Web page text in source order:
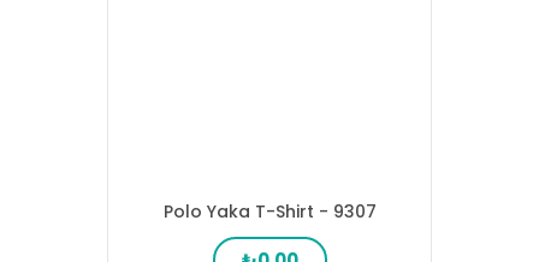
Polo Yaka T-Shirt - 9307